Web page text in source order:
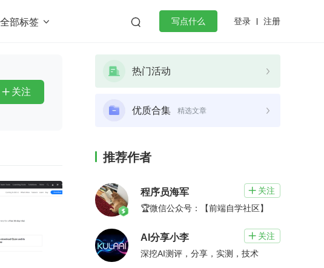
全部标签   写点什么 登录 注册
redis
 关注
热门活动
优质合集 精选文章
推荐作者
程序员海军  关注
🏆微信公众号：【前端自学社区】
AI分享小李  关注
深挖AI测评，分享，实测，技术